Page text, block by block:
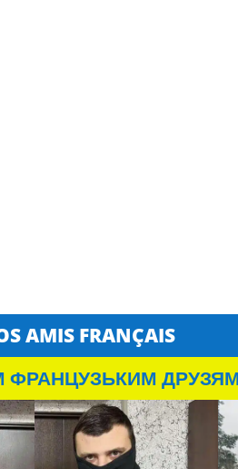
AMIS FRANÇAIS